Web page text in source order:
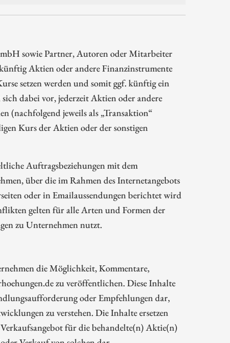
sowie Partner, Autoren oder Mitarbeiter
Aktien oder andere Finanzinstrumente
setzen werden und somit ggf. künftig ein
dabei vor, jederzeit Aktien oder andere
(nachfolgend jeweils als „Transaktion“
Kurs der Aktien oder der sonstigen
Auftragsbeziehungen mit dem
über die im Rahmen des Internetangebots
oder in Emailaussendungen berichtet wird
gelten für alle Arten und Formen der
zu Unternehmen nutzt.
die Möglichkeit, Kommentare,
zu veröffentlichen. Diese Inhalte
oder Empfehlungen dar,
zu verstehen. Die Inhalte ersetzen
für die behandelte(n) Aktie(n)